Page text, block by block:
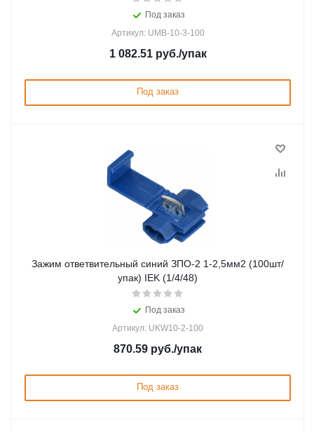
Под заказ
Артикул: UMB-10-3-100
1 082.51руб./упак
Под заказ
Зажим ответвительный синий ЗПО-2 1-2,5мм2 (100шт/
упак) IEK (1/4/48)
Под заказ
Артикул: UKW10-2-100
870.59 руб./упак
Под заказ